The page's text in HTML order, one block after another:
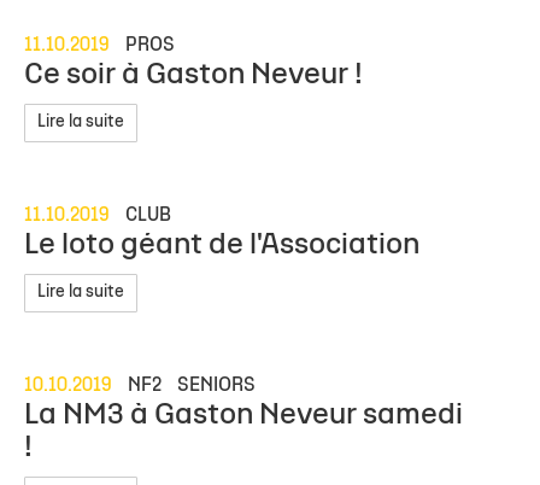
11.10.2019 PROS
Ce soir à Gaston Neveur !
Lire la suite
11.10.2019 CLUB
Le loto géant de l'Association
Lire la suite
10.10.2019 NF2 SENIORS
La NM3 à Gaston Neveur samedi
!